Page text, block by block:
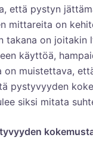
että pystyn
mittareita on
takana on joitakin
käyttöä,
on muistettava,
pystyvyyden
siksi mitata